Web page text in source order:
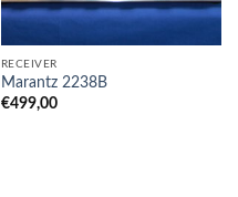
RECEIVER
Marantz 2238B
€499,00